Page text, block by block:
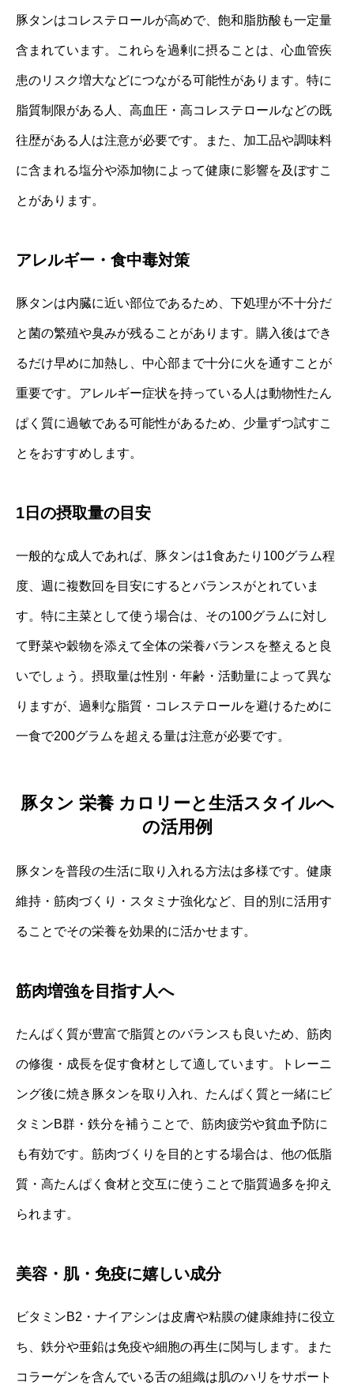
豚タンはコレステロールが高めで、飽和脂肪酸も一定量
含まれています。これらを過剰に摂ることは、心血管疾
患のリスク増大などにつながる可能性があります。特に
脂質制限がある人、高血圧・高コレステロールなどの既
往歴がある人は注意が必要です。また、加工品や調味料
に含まれる塩分や添加物によって健康に影響を及ぼすこ
とがあります。
アレルギー・食中毒対策
豚タンは内臓に近い部位であるため、下処理が不十分だ
と菌の繁殖や臭みが残ることがあります。購入後はでき
るだけ早めに加熱し、中心部まで十分に火を通すことが
重要です。アレルギー症状を持っている人は動物性たん
ぱく質に過敏である可能性があるため、少量ずつ試すこ
とをおすすめします。
1日の摂取量の目安
一般的な成人であれば、豚タンは1食あたり100グラム程
度、週に複数回を目安にするとバランスがとれていま
す。特に主菜として使う場合は、その100グラムに対し
て野菜や穀物を添えて全体の栄養バランスを整えると良
いでしょう。摂取量は性別・年齢・活動量によって異な
りますが、過剰な脂質・コレステロールを避けるために
一食で200グラムを超える量は注意が必要です。
豚タン 栄養 カロリーと生活スタイルへ
の活用例
豚タンを普段の生活に取り入れる方法は多様です。健康
維持・筋肉づくり・スタミナ強化など、目的別に活用す
ることでその栄養を効果的に活かせます。
筋肉増強を目指す人へ
たんぱく質が豊富で脂質とのバランスも良いため、筋肉
の修復・成長を促す食材として適しています。トレーニ
ング後に焼き豚タンを取り入れ、たんぱく質と一緒にビ
タミンB群・鉄分を補うことで、筋肉疲労や貧血予防に
も有効です。筋肉づくりを目的とする場合は、他の低脂
質・高たんぱく食材と交互に使うことで脂質過多を抑え
られます。
美容・肌・免疫に嬉しい成分
ビタミンB2・ナイアシンは皮膚や粘膜の健康維持に役立
ち、鉄分や亜鉛は免疫や細胞の再生に関与します。また
コラーゲンを含んでいる舌の組織は肌のハリをサポート